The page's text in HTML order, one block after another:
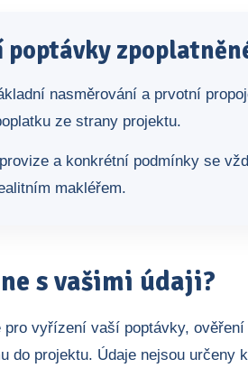
poptávky
nasměrování a prvotní
ze strany projektu.
a konkrétní podmínky se
makléřem.
s vašimi údaji?
vyřízení vaší poptávky,
do projektu. Údaje nejsou určeny